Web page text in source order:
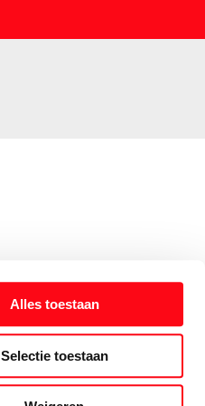
Alles toestaan
Selectie toestaan